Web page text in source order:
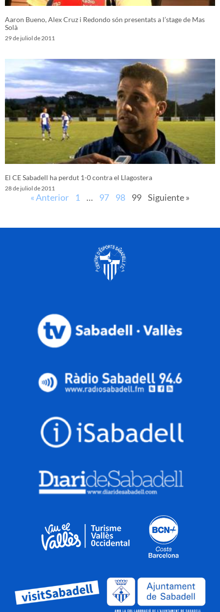
Aaron Bueno, Alex Cruz i Redondo són presentats a l’stage de Mas
Solà
29 de juliol de 2011
El CE Sabadell ha perdut 1-0 contra el Llagostera
28 de juliol de 2011
« Anterior 1 … 97 98 99 Siguiente »